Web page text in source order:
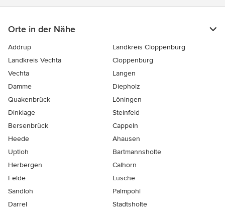
Orte in der Nähe
Addrup
Landkreis Cloppenburg
Landkreis Vechta
Cloppenburg
Vechta
Langen
Damme
Diepholz
Quakenbrück
Löningen
Dinklage
Steinfeld
Bersenbrück
Cappeln
Heede
Ahausen
Uptloh
Bartmannsholte
Herbergen
Calhorn
Felde
Lüsche
Sandloh
Palmpohl
Darrel
Stadtsholte